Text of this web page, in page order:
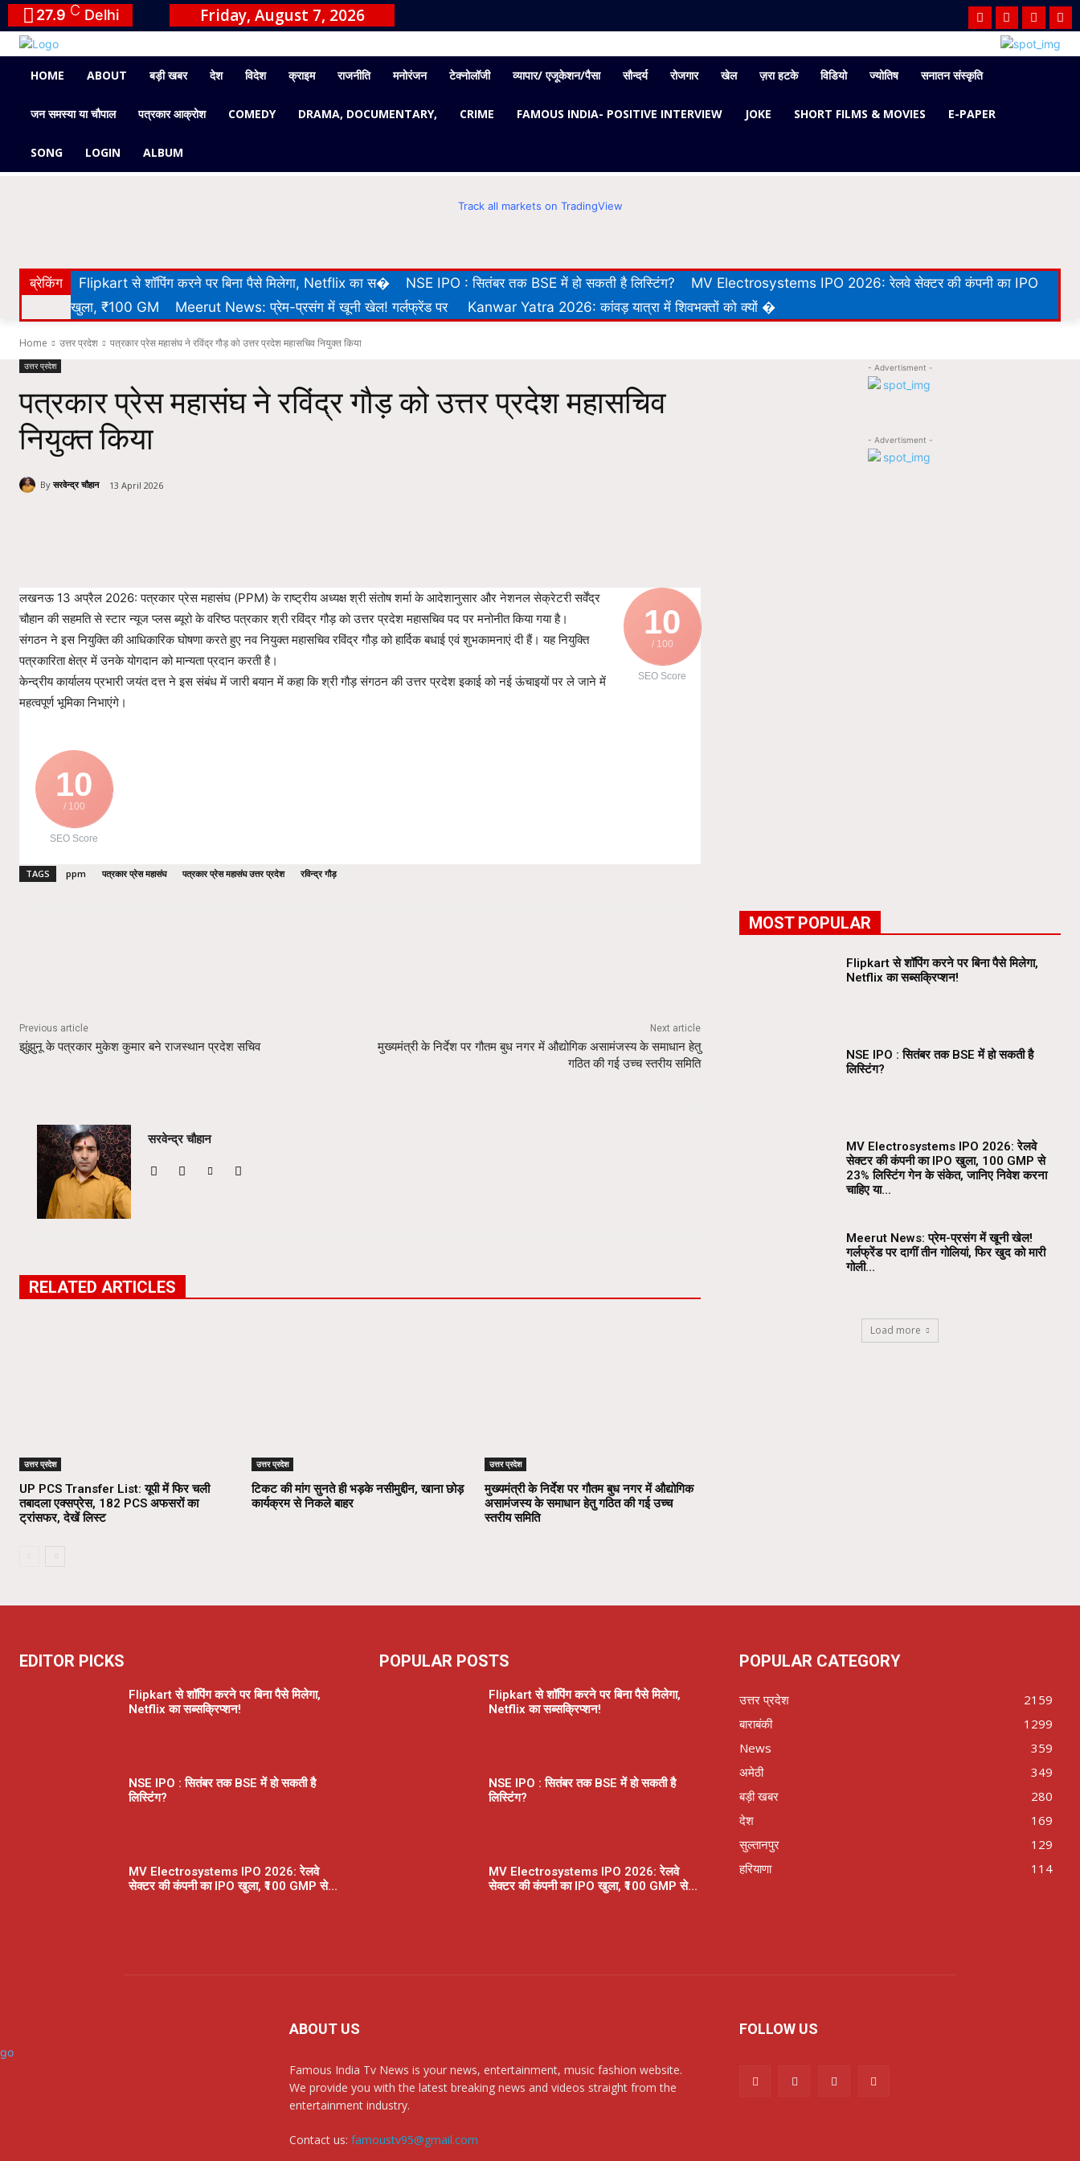
27.9 C Delhi Friday, August 7, 2026
HOME ABOUT बड़ी खबर देश विदेश क्राइम राजनीति मनोरंजन टेक्नोलॉजी व्यापार/ एजूकेशन/पैसा सौन्दर्य रोजगार खेल ज़रा हटके विडियो ज्योतिष सनातन संस्कृति
जन समस्या या चौपाल पत्रकार आक्रोश COMEDY DRAMA, DOCUMENTARY, CRIME FAMOUS INDIA- POSITIVE INTERVIEW JOKE SHORT FILMS & MOVIES E-PAPER
SONG LOGIN ALBUM
Track all markets on TradingView
ब्रेकिंग Flipkart से शॉपिंग करने पर बिना पैसे मिलेगा, Netflix का स� NSE IPO : सितंबर तक BSE में हो सकती है लिस्टिंग?
MV Electrosystems IPO 2026: रेलवे सेक्टर की कंपनी का IPO
खुला, ₹100 GM
Meerut News: प्रेम-प्रसंग में खूनी खेल! गर्लफ्रेंड पर Kanwar Yatra 2026: कांवड़ यात्रा में शिवभक्तों को क्यों �
Home उत्तर प्रदेश पत्रकार प्रेस महासंघ ने रविंद्र गौड़ को उत्तर प्रदेश महासचिव नियुक्त किया
उत्तर प्रदेश
पत्रकार प्रेस महासंघ ने रविंद्र गौड़ को उत्तर प्रदेश महासचिव
नियुक्त किया
By सरवेन्द्र चौहान 13 April 2026
10
/ 100
SEO Score
लखनऊ 13 अप्रैल 2026: पत्रकार प्रेस महासंघ (PPM) के राष्ट्रीय अध्यक्ष श्री संतोष शर्मा के आदेशानुसार और नेशनल सेक्रेटरी सर्वेंद्र
चौहान की सहमति से स्टार न्यूज प्लस ब्यूरो के वरिष्ठ पत्रकार श्री रविंद्र गौड़ को उत्तर प्रदेश महासचिव पद पर मनोनीत किया गया है।
संगठन ने इस नियुक्ति की आधिकारिक घोषणा करते हुए नव नियुक्त महासचिव रविंद्र गौड़ को हार्दिक बधाई एवं शुभकामनाएं दी हैं। यह नियुक्ति
पत्रकारिता क्षेत्र में उनके योगदान को मान्यता प्रदान करती है।
केन्द्रीय कार्यालय प्रभारी जयंत दत्त ने इस संबंध में जारी बयान में कहा कि श्री गौड़ संगठन की उत्तर प्रदेश इकाई को नई ऊंचाइयों पर ले जाने में
महत्वपूर्ण भूमिका निभाएंगे।
10
/ 100
SEO Score
TAGS ppm पत्रकार प्रेस महासंघ पत्रकार प्रेस महासंघ उत्तर प्रदेश रविन्द्र गौड़
Previous article
झुंझुनू के पत्रकार मुकेश कुमार बने राजस्थान प्रदेश सचिव
Next article
मुख्यमंत्री के निर्देश पर गौतम बुध नगर में औद्योगिक असामंजस्य के समाधान हेतु
गठित की गई उच्च स्तरीय समिति
सरवेन्द्र चौहान
RELATED ARTICLES
उत्तर प्रदेश
UP PCS Transfer List: यूपी में फिर चली
तबादला एक्सप्रेस, 182 PCS अफसरों का
ट्रांसफर, देखें लिस्ट
उत्तर प्रदेश
टिकट की मांग सुनते ही भड़के नसीमुद्दीन, खाना छोड़
कार्यक्रम से निकले बाहर
उत्तर प्रदेश
मुख्यमंत्री के निर्देश पर गौतम बुध नगर में औद्योगिक
असामंजस्य के समाधान हेतु गठित की गई उच्च
स्तरीय समिति
- Advertisment -
- Advertisment -
MOST POPULAR
Flipkart से शॉपिंग करने पर बिना पैसे मिलेगा,
Netflix का सब्सक्रिप्शन!
NSE IPO : सितंबर तक BSE में हो सकती है
लिस्टिंग?
MV Electrosystems IPO 2026: रेलवे
सेक्टर की कंपनी का IPO खुला, ₹100 GMP से
23% लिस्टिंग गेन के संकेत, जानिए निवेश करना
चाहिए या...
Meerut News: प्रेम-प्रसंग में खूनी खेल!
गर्लफ्रेंड पर दागीं तीन गोलियां, फिर खुद को मारी
गोली…
Load more
EDITOR PICKS
Flipkart से शॉपिंग करने पर बिना पैसे मिलेगा,
Netflix का सब्सक्रिप्शन!
NSE IPO : सितंबर तक BSE में हो सकती है
लिस्टिंग?
MV Electrosystems IPO 2026: रेलवे
सेक्टर की कंपनी का IPO खुला, ₹100 GMP से...
POPULAR POSTS
Flipkart से शॉपिंग करने पर बिना पैसे मिलेगा,
Netflix का सब्सक्रिप्शन!
NSE IPO : सितंबर तक BSE में हो सकती है
लिस्टिंग?
MV Electrosystems IPO 2026: रेलवे
सेक्टर की कंपनी का IPO खुला, ₹100 GMP से...
POPULAR CATEGORY
उत्तर प्रदेश
2159
बाराबंकी
1299
News
359
अमेठी
349
बड़ी खबर
280
देश
169
सुल्तानपुर
129
हरियाणा
114
ABOUT US
Famous India Tv News is your news, entertainment, music fashion website.
We provide you with the latest breaking news and videos straight from the
entertainment industry.
Contact us: famoustv95@gmail.com
FOLLOW US